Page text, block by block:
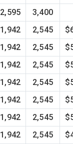
2,595
3,400
1,942
2,545
1,942
2,545
1,942
2,545
1,942
2,545
1,942
2,545
1,942
2,545
1,942
2,545